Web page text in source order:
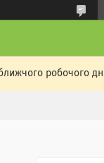
робочого